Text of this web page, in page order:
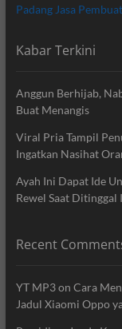
Padang Jasa
Kabar Terkini
Anggun Berhijab,
Buat Menangis
Viral Pria Tampil
Ingatkan Nasihat
Ayah Ini Dapat Ide
Rewel Saat Ditinggal
Recent
YT MP3on Cara
Jadul Xiaomi Oppo